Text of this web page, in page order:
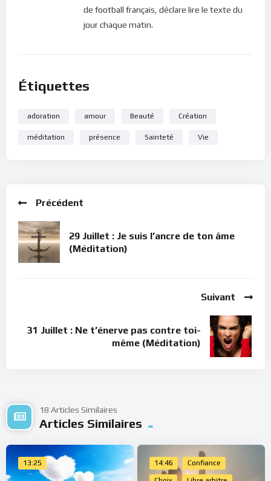
Si vous voulez vous inscrire sur le site (afin d’être en mesure
de poster des commentaires) et pour les publications,
de football français, déclare lire le texte du
jour chaque matin.
Étiquettes
adoration amour Beauté Création
méditation présence Sainteté Vie
Précédent
29 Juillet : Je suis l’ancre de ton âme
(Méditation)
Suivant
31 Juillet : Ne t’énerve pas contre toi-
même (Méditation)
18 Articles Similaires
Articles Similaires
13:25 14:46 Confiance